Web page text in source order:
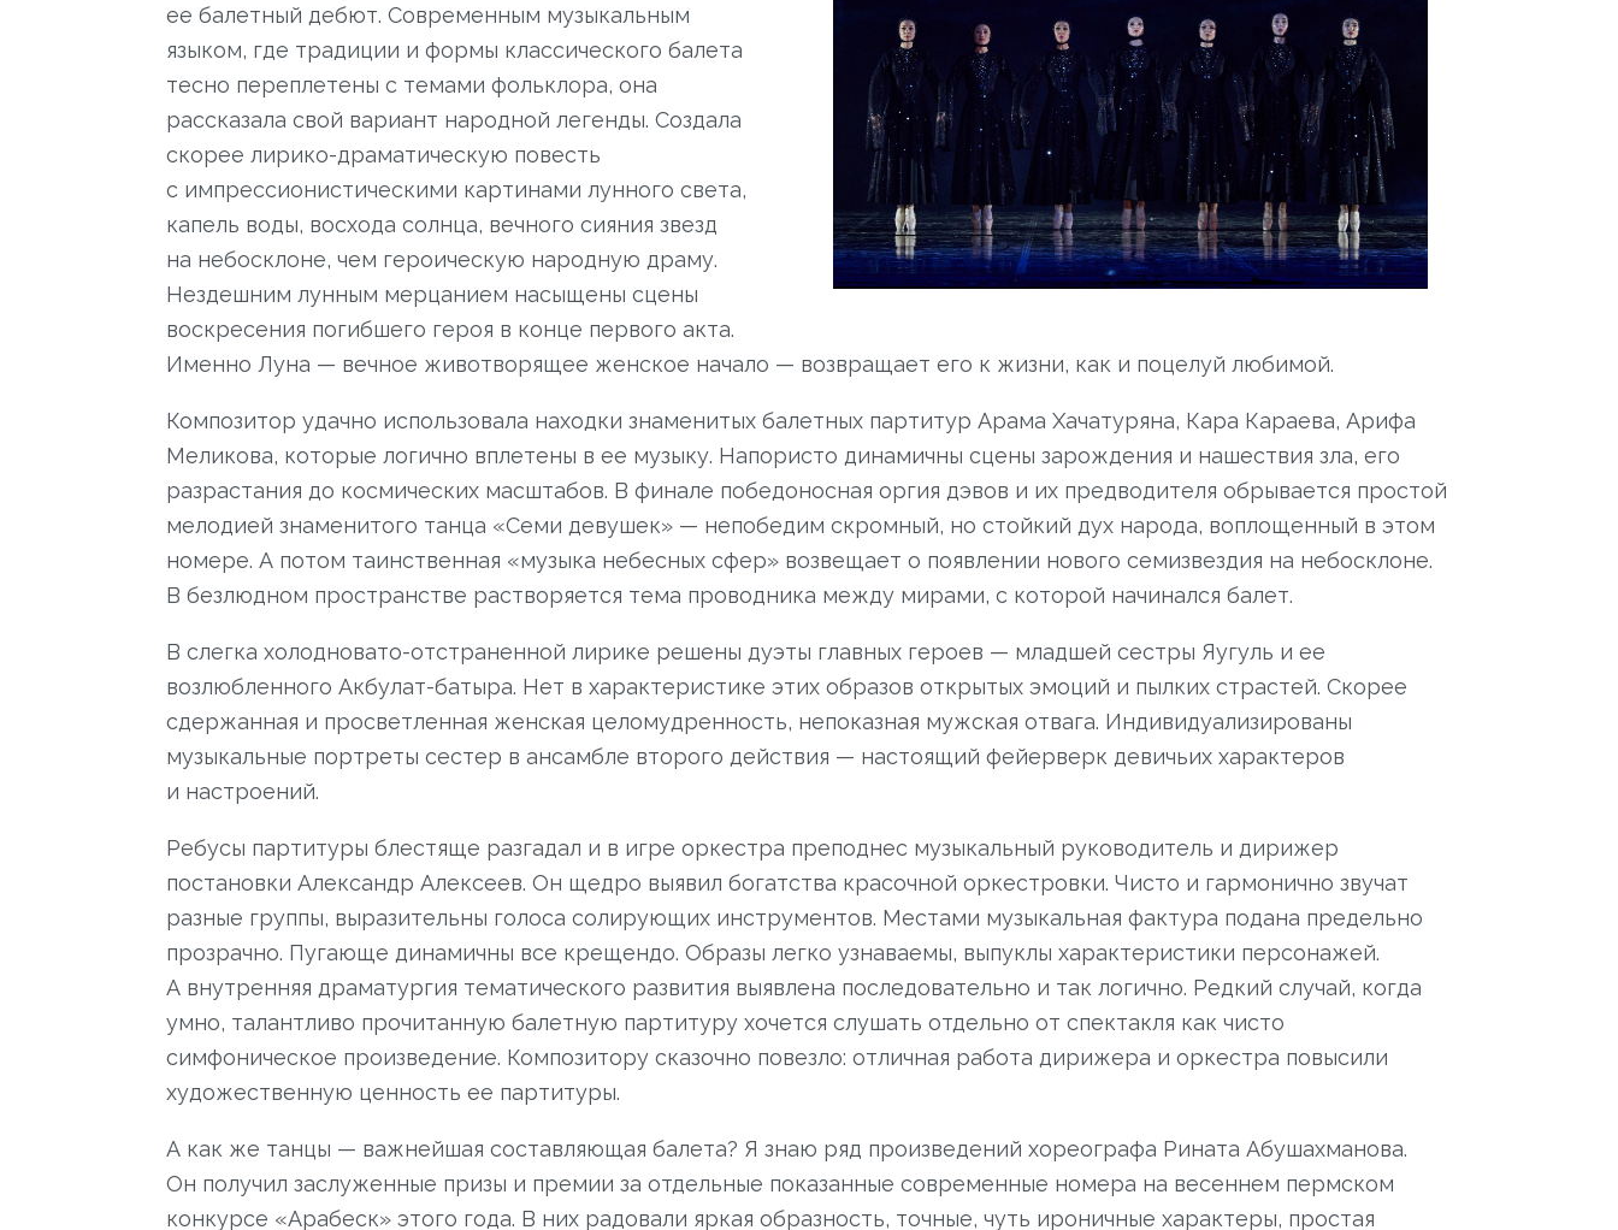
ее балетный дебют. Современным музыкальным
языком, где традиции и формы классического балета
тесно переплетены с темами фольклора, она
рассказала свой вариант народной легенды. Создала
скорее лирико-драматическую повесть
с импрессионистическими картинами лунного света,
капель воды, восхода солнца, вечного сияния звезд
на небосклоне, чем героическую народную драму.
Нездешним лунным мерцанием насыщены сцены
воскресения погибшего героя в конце первого акта.
Именно Луна — вечное животворящее женское начало — возвращает его к жизни, как и поцелуй любимой.
Композитор удачно использовала находки знаменитых балетных партитур Арама Хачатуряна, Кара Караева, Арифа
Меликова, которые логично вплетены в ее музыку. Напористо динамичны сцены зарождения и нашествия зла, его
разрастания до космических масштабов. В финале победоносная оргия дэвов и их предводителя обрывается простой
мелодией знаменитого танца «Семи девушек» — непобедим скромный, но стойкий дух народа, воплощенный в этом
номере. А потом таинственная «музыка небесных сфер» возвещает о появлении нового семизвездия на небосклоне.
В безлюдном пространстве растворяется тема проводника между мирами, с которой начинался балет.
В слегка холодновато-отстраненной лирике решены дуэты главных героев — младшей сестры Яугуль и ее
возлюбленного Акбулат-батыра. Нет в характеристике этих образов открытых эмоций и пылких страстей. Скорее
сдержанная и просветленная женская целомудренность, непоказная мужская отвага. Индивидуализированы
музыкальные портреты сестер в ансамбле второго действия — настоящий фейерверк девичьих характеров
и настроений.
Ребусы партитуры блестяще разгадал и в игре оркестра преподнес музыкальный руководитель и дирижер
постановки Александр Алексеев. Он щедро выявил богатства красочной оркестровки. Чисто и гармонично звучат
разные группы, выразительны голоса солирующих инструментов. Местами музыкальная фактура подана предельно
прозрачно. Пугающе динамичны все крещендо. Образы легко узнаваемы, выпуклы характеристики персонажей.
А внутренняя драматургия тематического развития выявлена последовательно и так логично. Редкий случай, когда
умно, талантливо прочитанную балетную партитуру хочется слушать отдельно от спектакля как чисто
симфоническое произведение. Композитору сказочно повезло: отличная работа дирижера и оркестра повысили
художественную ценность ее партитуры.
А как же танцы — важнейшая составляющая балета? Я знаю ряд произведений хореографа Рината Абушахманова.
Он получил заслуженные призы и премии за отдельные показанные современные номера на весеннем пермском
конкурсе «Арабеск» этого года. В них радовали яркая образность, точные, чуть ироничные характеры, простая